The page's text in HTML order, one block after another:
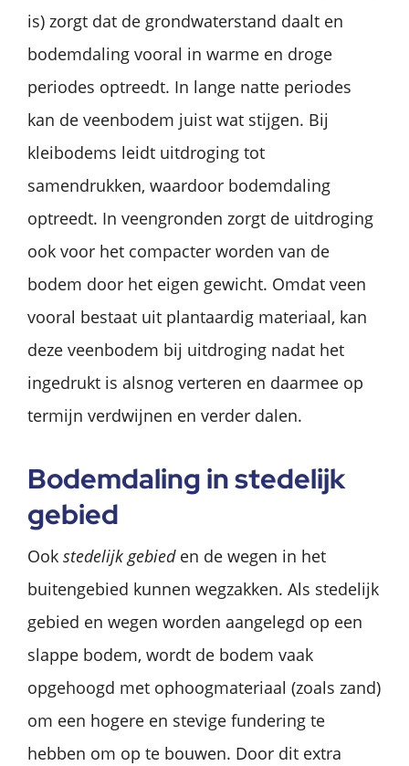
is) zorgt dat de grondwaterstand daalt en
bodemdaling vooral in warme en droge
periodes optreedt. In lange natte periodes
kan de veenbodem juist wat stijgen. Bij
kleibodems leidt uitdroging tot
samendrukken, waardoor bodemdaling
optreedt. In veengronden zorgt de uitdroging
ook voor het compacter worden van de
bodem door het eigen gewicht. Omdat veen
vooral bestaat uit plantaardig materiaal, kan
deze veenbodem bij uitdroging nadat het
ingedrukt is alsnog verteren en daarmee op
termijn verdwijnen en verder dalen.
Bodemdaling in stedelijk
gebied
Ook stedelijk gebieden de wegen in het
buitengebied kunnen wegzakken. Als stedelijk
gebied en wegen worden aangelegd op een
slappe bodem, wordt de bodem vaak
opgehoogd met ophoogmateriaal (zoals zand)
om een hogere en stevige fundering te
hebben om op te bouwen. Door dit extra